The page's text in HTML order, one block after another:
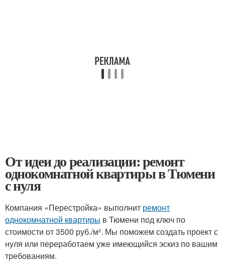
От идеи до реализации: ремонт
однокомнатной квартиры в Тюмени
с нуля
Компания «Перестройка» выполнит ремонт
однокомнатной квартиры в Тюмени под ключ по
стоимости от 3500 руб./м². Мы поможем создать проект с
нуля или переработаем уже имеющийся эскиз по вашим
требованиям.